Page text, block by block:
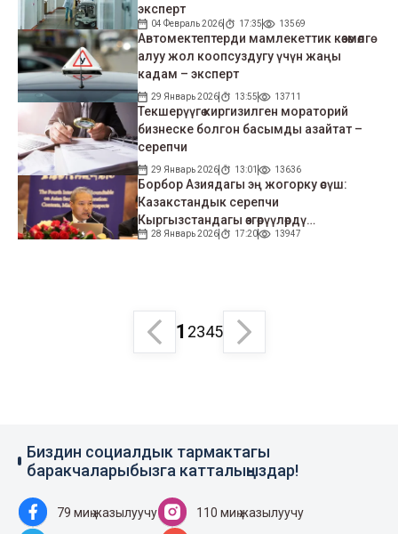
эксперт
04 Февраль 2026 17:35 13569
Автомектептерди мамлекеттик көзөмөлгө
алуу жол коопсуздугу үчүн жаңы
кадам – эксперт
29 Январь 2026 13:55 13711
Текшерүүгө киргизилген мораторий
бизнеске болгон басымды азайтат –
серепчи
29 Январь 2026 13:01 13636
Борбор Азиядагы эң жогорку өсүш:
Казакстандык серепчи
Кыргызстандагы өзгөрүүлөрдү
тизмектеди
28 Январь 2026 17:20 13947
1 2345
Биздин социалдык тармактагы
баракчаларыбызга катталыңыздар!
79 миң жазылуучу 110 миң жазылуучу